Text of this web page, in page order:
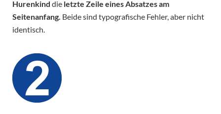
Hurenkind die letzte Zeile eines Absatzes am
Seitenanfang. Beide sind typografische Fehler, aber nicht
identisch.